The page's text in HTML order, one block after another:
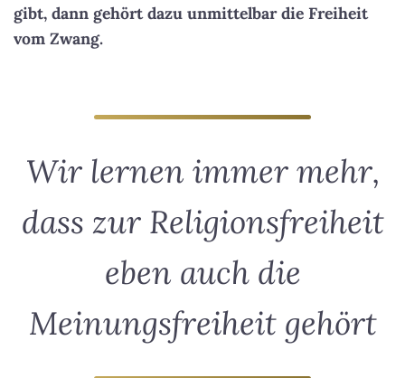
gibt, dann gehört dazu unmittelbar die Freiheit
vom Zwang.
Wir lernen immer mehr,
dass zur Religionsfreiheit
eben auch die
Meinungsfreiheit gehört